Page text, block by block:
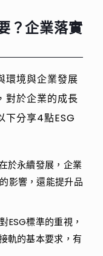
？企業落實
環境與企業發展
對於企業的成長
下分享4點ESG
於永續發展，企業
影響，還能提升品
ESG標準的重視，
軌的基本要求，有